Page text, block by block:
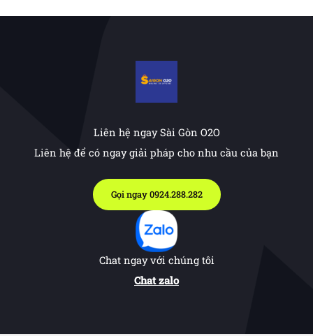
Liên hệ ngay Sài Gòn O2O
Liên hệ để có ngay giải pháp cho nhu cầu của bạn
Gọi ngay 0924.288.282
Chat ngay với chúng tôi
Chat zalo